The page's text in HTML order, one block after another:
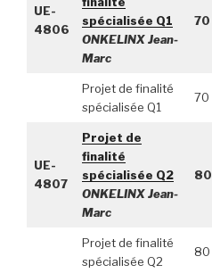
UE-
4806
spécialisée Q1
ONKELINX Jean-
Marc
70
Projet de finalité
spécialisée Q1
70
UE-
4807
Projet de
finalité
spécialisée Q2
ONKELINX Jean-
Marc
80
Projet de finalité
spécialisée Q2
80